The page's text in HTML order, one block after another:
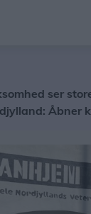
ser store
Åbner